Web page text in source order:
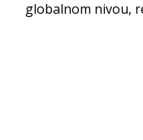
globalnom nivou,